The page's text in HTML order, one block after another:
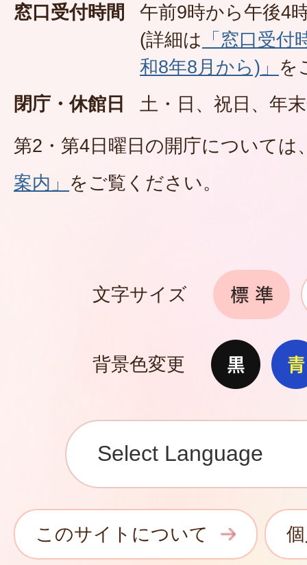
窓口受付時間
午前9時から午後4
(詳細は 「窓口受
和8年8月から)」 を
閉庁・休館日
土・日、祝日、年
第2・第4日曜日の開庁については
案内」 をご覧ください。
文字サイズ
背景色変更
このサイトについて